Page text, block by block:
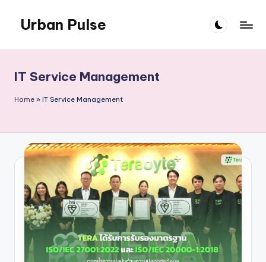
content
Urban Pulse
IT Service Management
Home » IT Service Management